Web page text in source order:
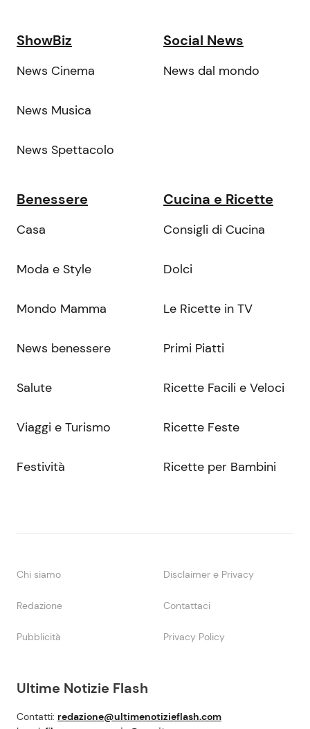
Ultime Notizie Flash
Contatti: redazione@ultimenotizieflash.com
ShowBiz
News Cinema
News Musica
News Spettacolo
Social News
News dal mondo
Benessere
Casa
Moda e Style
Mondo Mamma
News benessere
Salute
Viaggi e Turismo
Festività
Cucina e Ricette
Consigli di Cucina
Dolci
Le Ricette in TV
Primi Piatti
Ricette Facili e Veloci
Ricette Feste
Ricette per Bambini
Chi siamo Disclaimer e Privacy
Redazione Contattaci
Pubblicità Privacy Policy